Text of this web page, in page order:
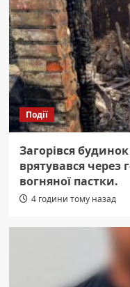
Події
Загорівся
врятувався
вогняної пастки.
4 години тому назад